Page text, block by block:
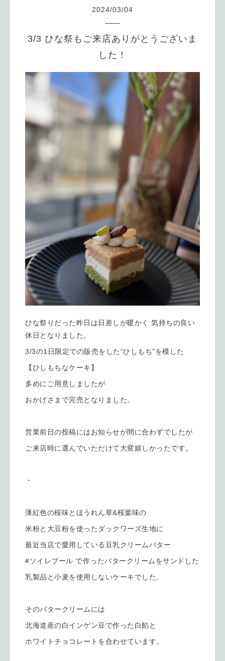
2024/03/04
3/3 ひな祭もご来店ありがとうございま
した！
ひな祭りだった昨日は日差しが暖かく 気持ちの良い
休日となりました。
3/3の1日限定での販売をした“ひしもち”を模した
【ひしもちなケーキ】
多めにご用意しましたが
おかげさまで完売となりました。
営業前日の投稿にはお知らせが間に合わずでしたが
ご来店時に選んでいただけて大変嬉しかったです。
・
薄紅色の桜味とほうれん草&桜葉味の
米粉と大豆粉を使ったダックワーズ生地に
最近当店で愛用している豆乳クリームバター
#ソイレブール で作ったバタークリームをサンドした
乳製品と小麦を使用しないケーキでした。
そのバタークリームには
北海道産の白インゲン豆で作った白餡と
ホワイトチョコレートを合わせています。